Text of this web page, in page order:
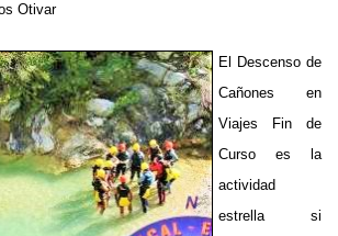
Otivar
El Descenso de
Cañones en
Viajes Fin de
Curso es la
actividad
estrella si